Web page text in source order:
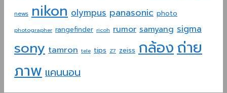
news nikon olympus panasonic photo
photographer rangefinder ricoh rumor samyang sigma
sony tamron tele tips Z7 zeiss กล้องถ่าย
ภาพ แคนนอน